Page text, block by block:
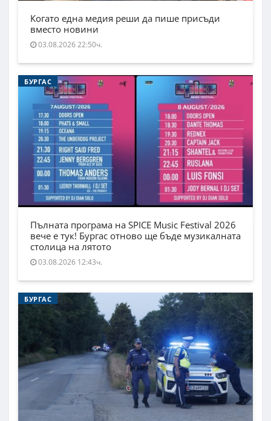
Когато една медия реши да пише присъди
вместо новини
03.08.2026 22:50ч.
БУРГАС
Пълната програма на SPICE Music Festival 2026
вече е тук! Бургас отново ще бъде музикалната
столица на лятото
03.08.2026 12:43ч.
БУРГАС